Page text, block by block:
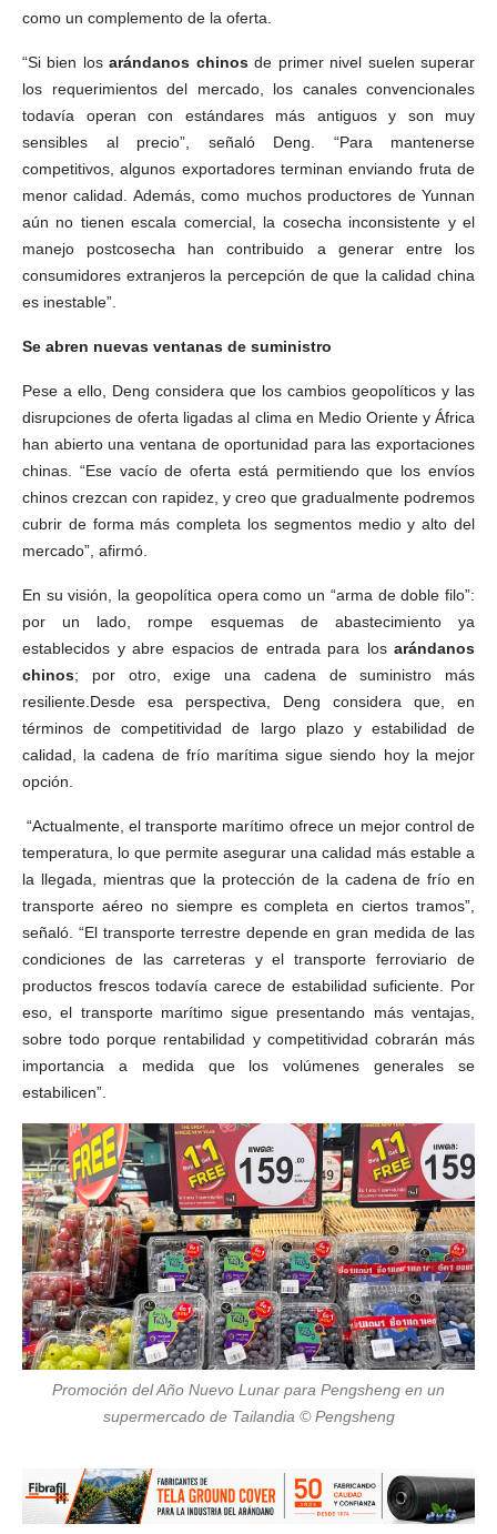
como un complemento de la oferta.
“Si bien losarándanos chinosde primer nivel suelen superar
los requerimientos del mercado, los canales convencionales
todavía operan con estándares más antiguos y son muy
sensibles al precio”, señaló Deng. “Para mantenerse
competitivos, algunos exportadores terminan enviando fruta de
menor calidad. Además, como muchos productores de Yunnan
aún no tienen escala comercial, la cosecha inconsistente y el
manejo postcosecha han contribuido a generar entre los
consumidores extranjeros la percepción de que la calidad china
es inestable”.
Se abren nuevas ventanas de suministro
Pese a ello, Deng considera que los cambios geopolíticos y las
disrupciones de oferta ligadas al clima en Medio Oriente y África
han abierto una ventana de oportunidad para las exportaciones
chinas. “Ese vacío de oferta está permitiendo que los envíos
chinos crezcan con rapidez, y creo que gradualmente podremos
cubrir de forma más completa los segmentos medio y alto del
mercado”, afirmó.
En su visión, la geopolítica opera como un “arma de doble filo”:
por un lado, rompe esquemas de abastecimiento ya
establecidos y abre espacios de entrada para los arándanos
chinos; por otro, exige una cadena de suministro más
resiliente.Desde esa perspectiva, Deng considera que, en
términos de competitividad de largo plazo y estabilidad de
calidad, la cadena de frío marítima sigue siendo hoy la mejor
opción.
“Actualmente, el transporte marítimo ofrece un mejor control de
temperatura, lo que permite asegurar una calidad más estable a
la llegada, mientras que la protección de la cadena de frío en
transporte aéreo no siempre es completa en ciertos tramos”,
señaló. “El transporte terrestre depende en gran medida de las
condiciones de las carreteras y el transporte ferroviario de
productos frescos todavía carece de estabilidad suficiente. Por
eso, el transporte marítimo sigue presentando más ventajas,
sobre todo porque rentabilidad y competitividad cobrarán más
importancia a medida que los volúmenes generales se
estabilicen”.
Promoción del Año Nuevo Lunar para Pengsheng en un
supermercado de Tailandia © Pengsheng